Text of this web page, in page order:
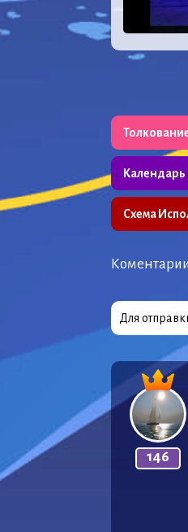
Схема
Коментарии
Для
146